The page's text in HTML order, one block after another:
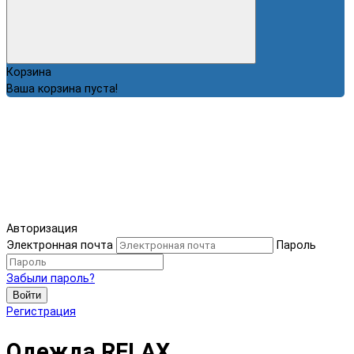
Корзина
Ваша корзина пуста!
Авторизация
Электронная почта
Пароль
Забыли пароль?
Войти
Регистрация